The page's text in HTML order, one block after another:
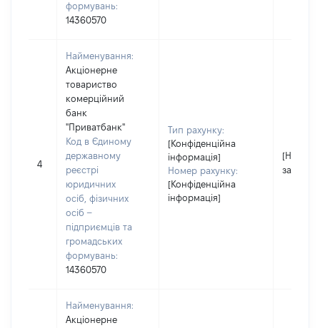
формувань:
14360570
4
Найменування:
Акціонерне
товариство
комерційний
банк
"Приватбанк"
Код в Єдиному
державному
реєстрі
юридичних
осіб, фізичних
осіб –
підприємців та
громадських
формувань:
14360570
Тип рахунку:
[Конфіденційна
інформація]
Номер рахунку:
[Конфіденційна
інформація]
[Не
Найменування:
Акціонерне